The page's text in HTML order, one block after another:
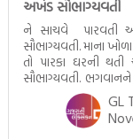
અખંડ સૌભાગ્યવતી
ને સાચવે પારવતી
સૌભાગ્યવતી. માના
તો પારકા ઘરની
સૌભાગ્યવતી. ભગવાનને
સાચો સગો છે પતિGL